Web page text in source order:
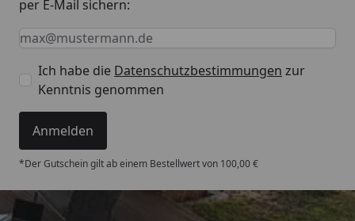
per E-Mail sichern:
Keine Eingabe erforderlich
Eingabe erforderlich
E-Mail *
Ich habe die Datenschutzbestimmungen zur
Kenntnis genommen
Anmelden
*Der Gutschein gilt ab einem Bestellwert von 100,00 €